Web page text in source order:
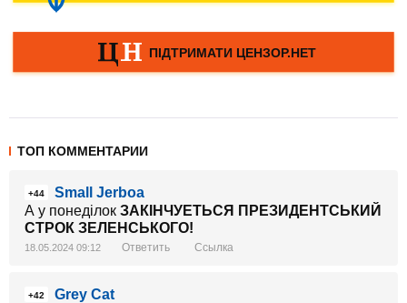
ТОП КОММЕНТАРИИ
+44
Small Jerboa
А у понеділок ЗАКІНЧУЕТЬСЯ ПРЕЗИДЕНТСЬКИЙ
СТРОК ЗЕЛЕНСЬКОГО!
18.05.2024 09:12 Ответить Ссылка
+42
Grey Cat